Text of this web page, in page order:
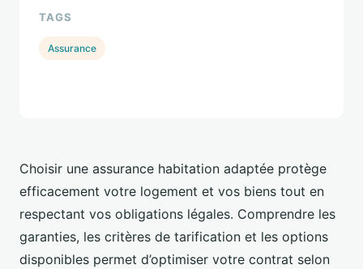
Choisir une assurance habitation adaptée protège
efficacement votre logement et vos biens tout en
respectant vos obligations légales. Comprendre les
garanties, les critères de tarification et les options
disponibles permet d’optimiser votre contrat selon
TAGS
Assurance